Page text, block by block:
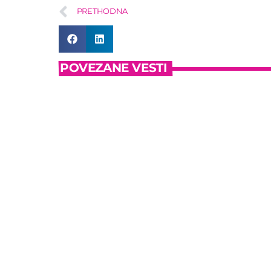
PRETHODNA
POVEZANE VESTI